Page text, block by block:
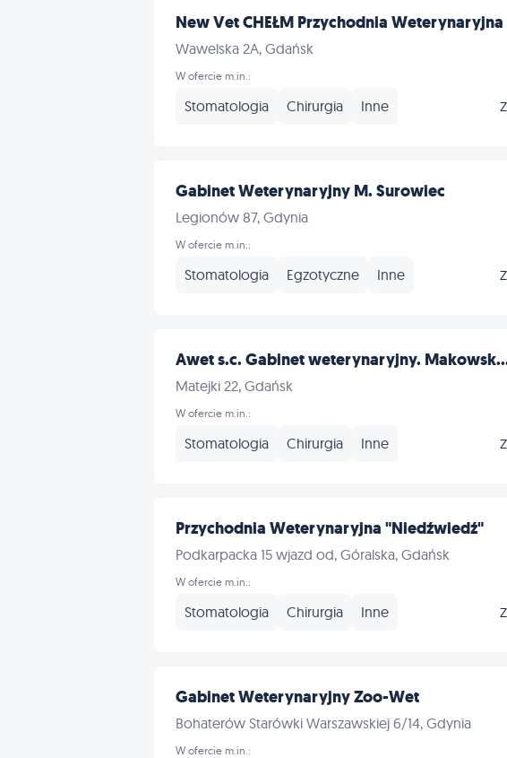
New Vet CHEŁM Przychodnia Weterynaryjna
Wawelska 2A, Gdańsk
W ofercie m.in.:
Stomatologia Chirurgia Inne
Gabinet Weterynaryjny M. Surowiec
Legionów 87, Gdynia
W ofercie m.in.:
Stomatologia Egzotyczne Inne
Awet s.c. Gabinet weterynaryjny.
Matejki 22, Gdańsk
W ofercie m.in.:
Stomatologia Chirurgia Inne
Przychodnia Weterynaryjna "Niedźwiedź"
Podkarpacka 15 wjazd od, Góralska, Gdańsk
W ofercie m.in.:
Stomatologia Chirurgia Inne
Gabinet Weterynaryjny Zoo-Wet
Bohaterów Starówki Warszawskiej 6/14, Gdynia
W ofercie m.in.: